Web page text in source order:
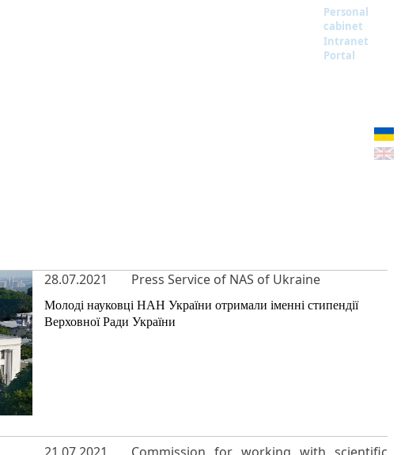
Personal
cabinet
Intranet
Portal
28.07.2021 Press Service of NAS of Ukraine
Молоді науковці НАН України отримали іменні стипендії
Верховної Ради України